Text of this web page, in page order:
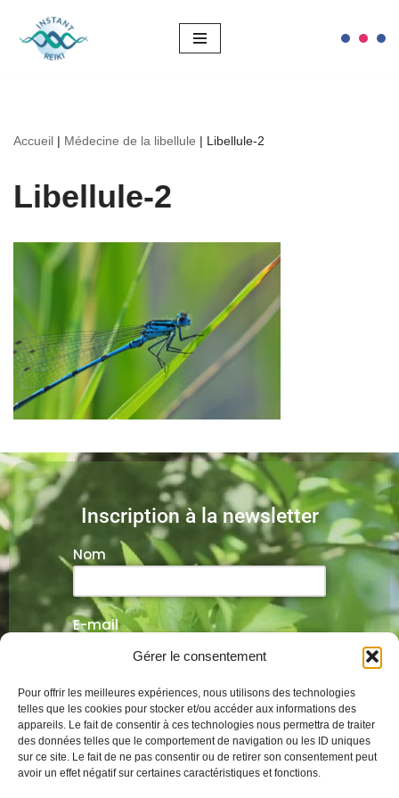
Gérer le consentement
Pour offrir les meilleures expériences, nous utilisons des technologies
telles que les cookies pour stocker et/ou accéder aux informations des
appareils. Le fait de consentir à ces technologies nous permettra de traiter
des données telles que le comportement de navigation ou les ID uniques
sur ce site. Le fait de ne pas consentir ou de retirer son consentement peut
avoir un effet négatif sur certaines caractéristiques et fonctions.
Aller
Accueil | Médecine de la libellule | Libellule-2
Libellule-2
Inscription à la newsletter
Nom
E-mail
Veuillez laisser ce champ vide.
Alternative: